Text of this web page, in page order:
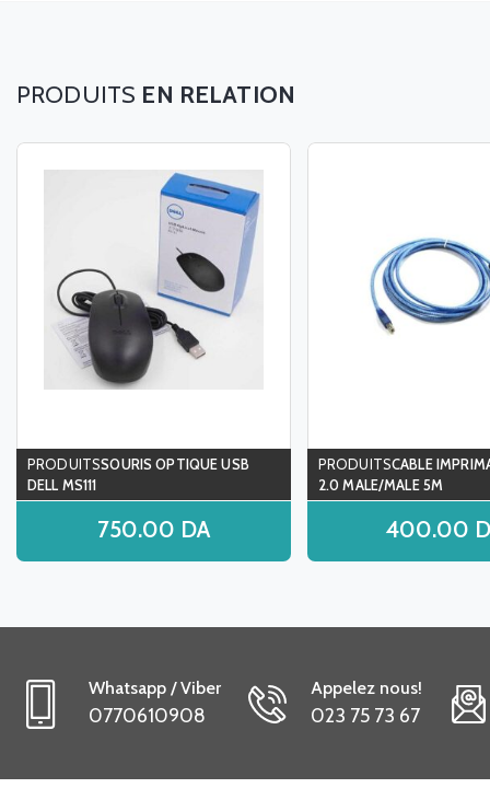
EN RELATION
SOURIS OPTIQUE USB
DELL MS111
750.00 DA
CABLE
2.0 MALE/MALE 5M
400.00
Whatsapp / Viber
0770610908
Appelez nous!
023 75 73 67